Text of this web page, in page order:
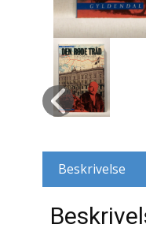
Jagt
Jernbaner
Krop / Sind
Beskrivelse